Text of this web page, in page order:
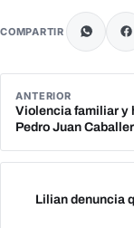
COMPARTIR
ANTERIOR
Violencia familiar y
Pedro Juan
Lilian denuncia